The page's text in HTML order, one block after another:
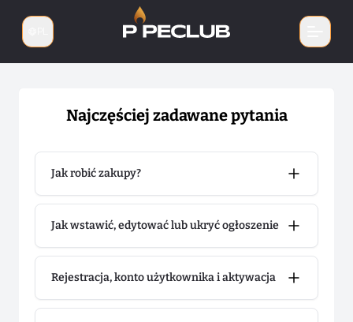
Zmień język
Najczęściej zadawane pytania
Jak robić zakupy?
Jak wstawić, edytować lub ukryć ogłoszenie
Rejestracja, konto użytkownika i aktywacja